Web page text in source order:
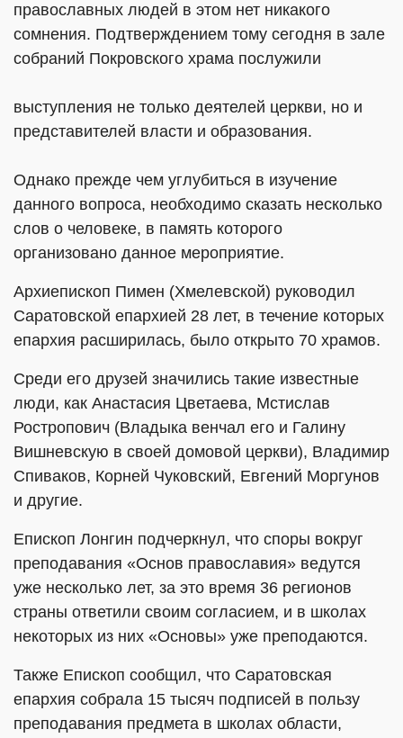
православных людей в этом нет никакого
сомнения. Подтверждением тому сегодня в зале
собраний Покровского храма послужили
выступления не только деятелей церкви, но и
представителей власти и образования.
Однако прежде чем углубиться в изучение
данного вопроса, необходимо сказать несколько
слов о человеке, в память которого
организовано данное мероприятие.
Архиепископ Пимен (Хмелевской) руководил
Саратовской епархией 28 лет, в течение которых
епархия расширилась, было открыто 70 храмов.
Среди его друзей значились такие известные
люди, как Анастасия Цветаева, Мстислав
Ростропович (Владыка венчал его и Галину
Вишневскую в своей домовой церкви), Владимир
Спиваков, Корней Чуковский, Евгений Моргунов
и другие.
Епископ Лонгин подчеркнул, что споры вокруг
преподавания «Основ православия» ведутся
уже несколько лет, за это время 36 регионов
страны ответили своим согласием, и в школах
некоторых из них «Основы» уже преподаются.
Также Епископ сообщил, что Саратовская
епархия собрала 15 тысяч подписей в пользу
преподавания предмета в школах области,